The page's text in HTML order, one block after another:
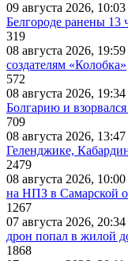
09 августа 2026, 10:03
Белгороде ранены 13
319
08 августа 2026, 19:59
создателям «Колобка»
572
08 августа 2026, 19:34
Болгарию и
709
08 августа 2026, 13:47
Геленджике,
2479
08 августа 2026, 10:00
на НПЗ в Самарской
1267
07 августа 2026, 20:34
дрон попал в жилой
1868